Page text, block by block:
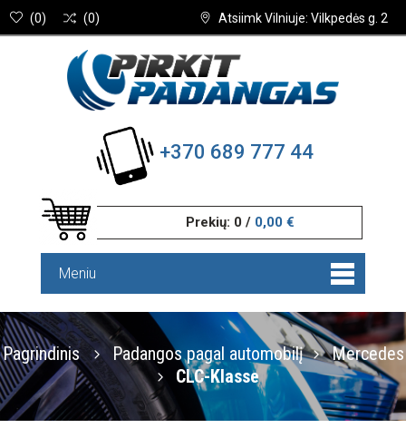
Atsiimk Vilniuje: Vilkpedės g. 2
(0) (0)
+370 689 777 44
Prekių: 0 / 0,00 €
Meniu
Pagrindinis Padangos pagal automobilį
Mercedes
CLC-Klasse